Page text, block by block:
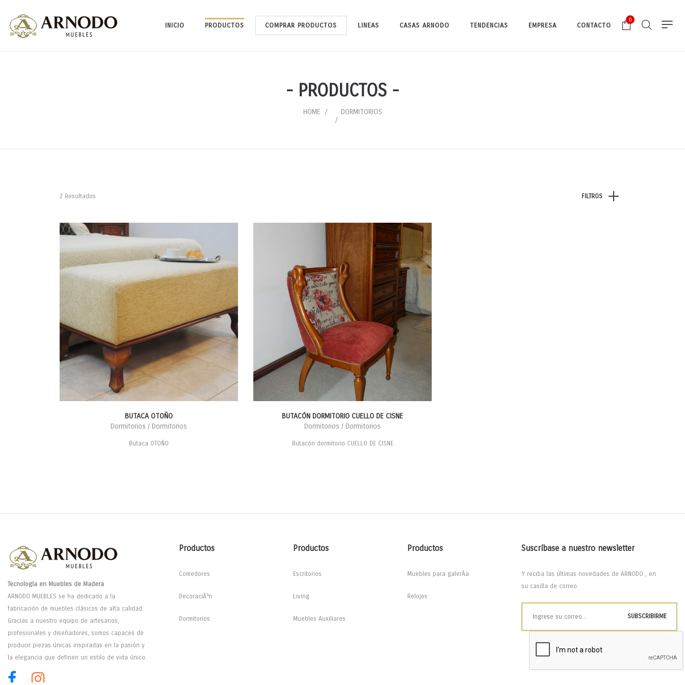
INICIO PRODUCTOS COMPRAR PRODUCTOS LINEAS CASAS ARNODO TENDENCIAS EMPRESA CONTACTO
0
- PRODUCTOS -
HOME DORMITORIOS
2 Resultados FILTROS
BUTACA OTOÑO
Dormitorios / Dormitorios
Butaca OTOÑO
BUTACÓN DORMITORIO CUELLO DE CISNE
Dormitorios / Dormitorios
Butacón dormitorio CUELLO DE CISNE
Tecnología en Muebles de Madera
ARNODO MUEBLES se ha dedicado a la
fabricación de muebles clásicos de alta calidad.
Gracias a nuestro equipo de artesanos,
profesionales y diseñadores, somos capaces de
producir piezas únicas inspiradas en la pasión y
la elegancia que definen un estilo de vida único.
Productos
Comedores
DecoraciÃ³n
Dormitorios
Productos
Escritorios
Living
Muebles Auxiliares
Productos
Muebles para galerÃ­a
Relojes
Suscríbase a nuestro newsletter
Y reciba las últimas novedades de ARNODO , en
su casilla de correo